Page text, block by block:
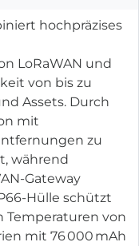
hochpräzises
LoRaWAN und
von bis zu
Assets. Durch
mit
zu
während
Gateway
Hülle schützt
Temperaturen von
mit 76 000 mAh